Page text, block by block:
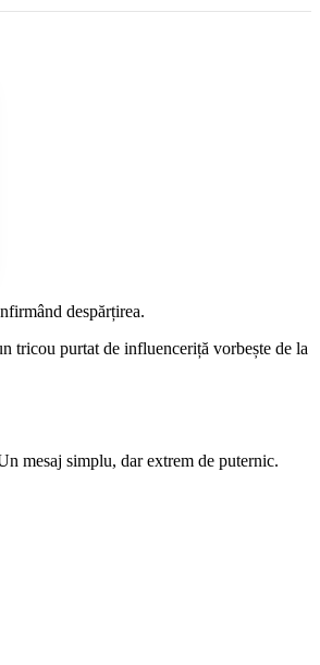
despărțirea.
tricou purtat de influenceriță vorbește de la
mesaj simplu, dar extrem de puternic.